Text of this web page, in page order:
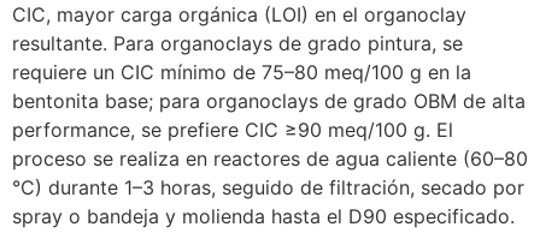
CIC, mayor carga orgánica (LOI) en el organoclay
resultante. Para organoclays de grado pintura, se
requiere un CIC mínimo de 75–80 meq/100 g en la
bentonita base; para organoclays de grado OBM de alta
performance, se prefiere CIC ≥90 meq/100 g. El
proceso se realiza en reactores de agua caliente (60–80
°C) durante 1–3 horas, seguido de filtración, secado por
spray o bandeja y molienda hasta el D90 especificado.